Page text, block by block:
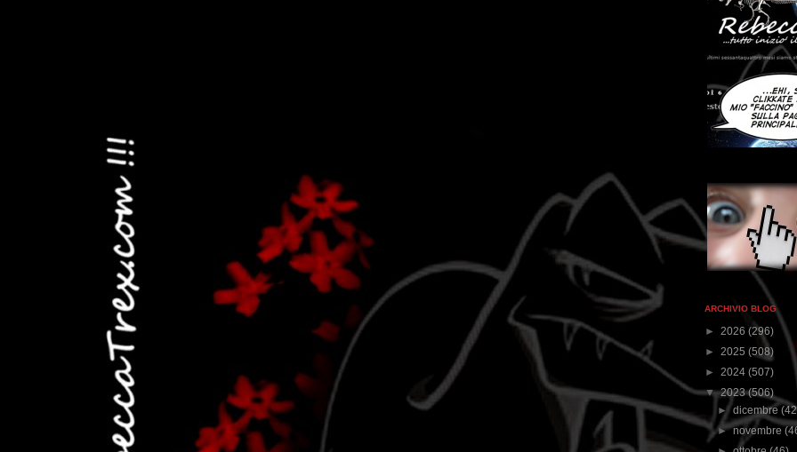
ARCHIVIO BLOG
► 2026 (296)
► 2025 (508)
► 2024 (507)
▼2023(506)
►dicembre
►novembre